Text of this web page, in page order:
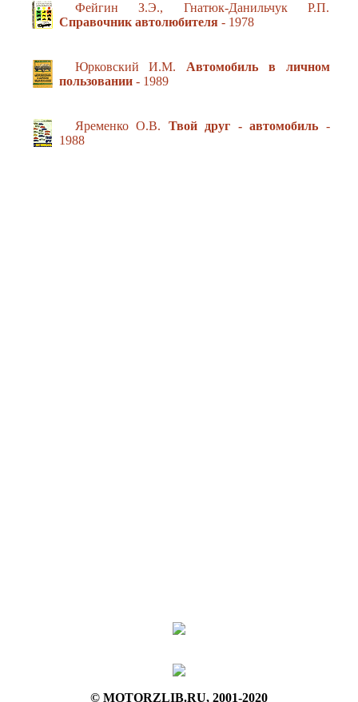
Фейгин З.Э., Гнатюк-Данильчук Р.П.
Справочник автолюбителя- 1978
Юрковский И.М. Автомобиль в личном
пользовании- 1989
Яременко О.В. Твой друг - автомобиль -
1988
© MOTORZLIB.RU, 2001-2020